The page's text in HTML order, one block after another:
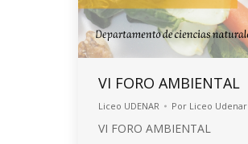
VI FORO AMBIENTAL
Liceo UDENAR Por Liceo Udenar
VI FORO AMBIENTAL